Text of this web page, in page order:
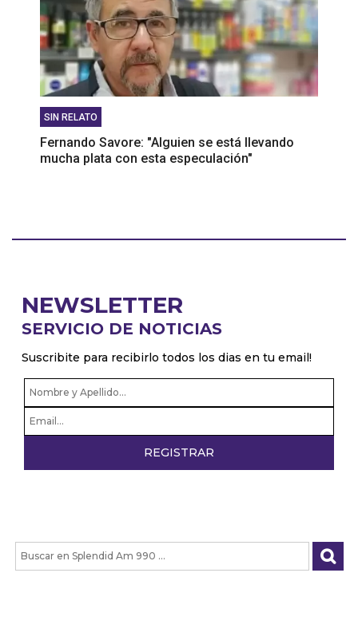
SIN RELATO
Fernando Savore: "Alguien se está llevando
mucha plata con esta especulación"
NEWSLETTER
SERVICIO DE NOTICIAS
Suscribite para recibirlo todos los dias en tu email!